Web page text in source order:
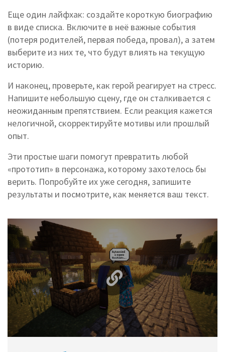
Еще один лайфхак: создайте короткую биографию
в виде списка. Включите в неё важные события
(потеря родителей, первая победа, провал), а затем
выберите из них те, что будут влиять на текущую
историю.
И наконец, проверьте, как герой реагирует на стресс.
Напишите небольшую сцену, где он сталкивается с
неожиданным препятствием. Если реакция кажется
нелогичной, скорректируйте мотивы или прошлый
опыт.
Эти простые шаги помогут превратить любой
«прототип» в персонажа, которому захотелось бы
верить. Попробуйте их уже сегодня, запишите
результаты и посмотрите, как меняется ваш текст.